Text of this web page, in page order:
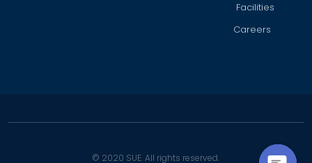
Facilities
Careers
© 2020 SUE. All rights reserved.